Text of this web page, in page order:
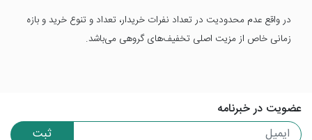
در واقع عدم محدودیت در تعداد نفرات خریدار، تعداد و تنوع خرید و بازه
زمانی خاص از مزیت اصلی تخفیف‌های گروهی می‌باشد.
عضویت در خبرنامه
ثبت